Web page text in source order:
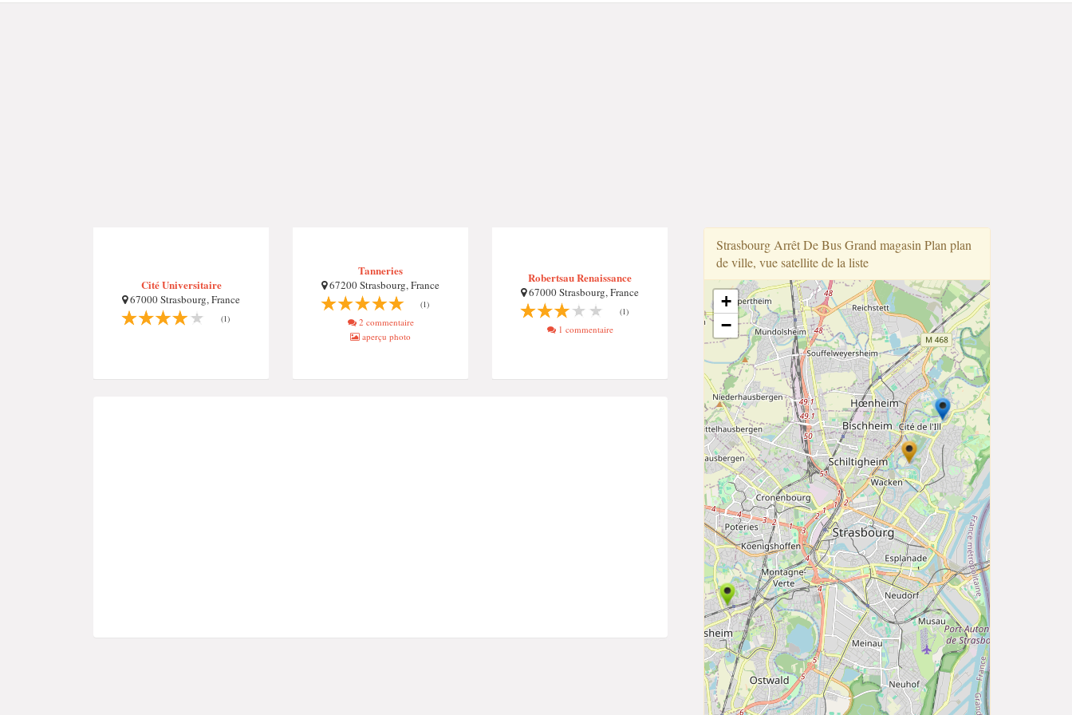
Cité Universitaire
67000 Strasbourg, France
(1)
Tanneries
67200 Strasbourg, France
(1)
2 commentaire
aperçu photo
Robertsau Renaissance
67000 Strasbourg, France
(1)
1 commentaire
Strasbourg Arrêt De Bus Grand magasin Plan plan
de ville, vue satellite de la liste
+
−